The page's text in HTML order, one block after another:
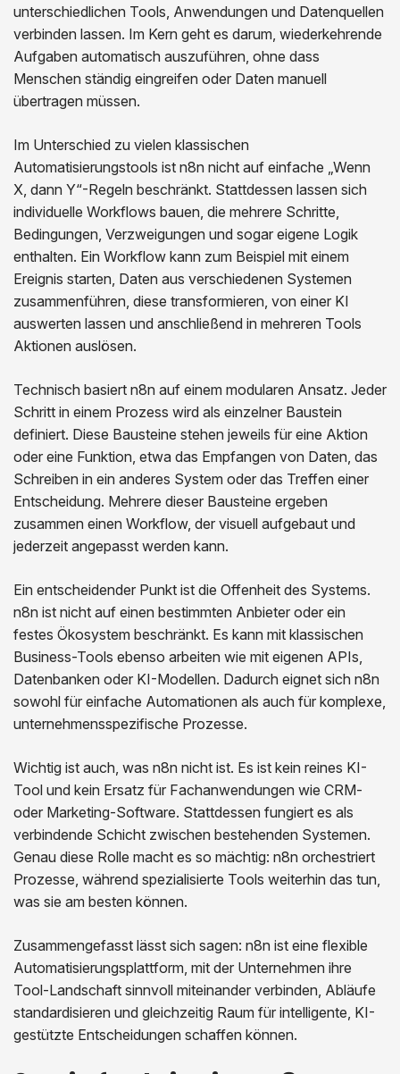
unterschiedlichen Tools, Anwendungen und Datenquellen
verbinden lassen. Im Kern geht es darum, wiederkehrende
Aufgaben automatisch auszuführen, ohne dass
Menschen ständig eingreifen oder Daten manuell
übertragen müssen.
Im Unterschied zu vielen klassischen
Automatisierungstools ist n8n nicht auf einfache „Wenn
X, dann Y“-Regeln beschränkt. Stattdessen lassen sich
individuelle Workflows bauen, die mehrere Schritte,
Bedingungen, Verzweigungen und sogar eigene Logik
enthalten. Ein Workflow kann zum Beispiel mit einem
Ereignis starten, Daten aus verschiedenen Systemen
zusammenführen, diese transformieren, von einer KI
auswerten lassen und anschließend in mehreren Tools
Aktionen auslösen.
Technisch basiert n8n auf einem modularen Ansatz. Jeder
Schritt in einem Prozess wird als einzelner Baustein
definiert. Diese Bausteine stehen jeweils für eine Aktion
oder eine Funktion, etwa das Empfangen von Daten, das
Schreiben in ein anderes System oder das Treffen einer
Entscheidung. Mehrere dieser Bausteine ergeben
zusammen einen Workflow, der visuell aufgebaut und
jederzeit angepasst werden kann.
Ein entscheidender Punkt ist die Offenheit des Systems.
n8n ist nicht auf einen bestimmten Anbieter oder ein
festes Ökosystem beschränkt. Es kann mit klassischen
Business-Tools ebenso arbeiten wie mit eigenen APIs,
Datenbanken oder KI-Modellen. Dadurch eignet sich n8n
sowohl für einfache Automationen als auch für komplexe,
unternehmensspezifische Prozesse.
Wichtig ist auch, was n8n nicht ist. Es ist kein reines KI-
Tool und kein Ersatz für Fachanwendungen wie CRM-
oder Marketing-Software. Stattdessen fungiert es als
verbindende Schicht zwischen bestehenden Systemen.
Genau diese Rolle macht es so mächtig: n8n orchestriert
Prozesse, während spezialisierte Tools weiterhin das tun,
was sie am besten können.
Zusammengefasst lässt sich sagen: n8n ist eine flexible
Automatisierungsplattform, mit der Unternehmen ihre
Tool-Landschaft sinnvoll miteinander verbinden, Abläufe
standardisieren und gleichzeitig Raum für intelligente, KI-
gestützte Entscheidungen schaffen können.